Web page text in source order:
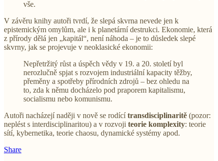
vše.
V závěru knihy autoři tvrdí, že slepá skvrna nevede jen k
epistemickým omylům, ale i k planetární destrukci. Ekonomie, která
z přírody dělá jen „kapitál“, není náhoda – je to důsledek slepé
skvrny, jak se projevuje v neoklasické ekonomii:
Nepřetržitý růst a úspěch vědy v 19. a 20. století byl
nerozlučně spjat s rozvojem industriální kapacity těžby,
přeměny a spotřeby přírodních zdrojů – bez ohledu na
to, zda k němu docházelo pod praporem kapitalismu,
socialismu nebo komunismu.
Autoři nacházejí naději v nově se rodícítransdisciplinaritě (pozor:
neplést s interdisciplinaritou) a v rozvoji teorie komplexity: teorie
sítí, kybernetika, teorie chaosu, dynamické systémy apod.
Share